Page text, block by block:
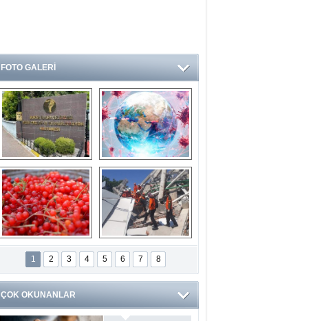
FOTO GALERİ
Ve burası da bir
devlet hastanesi
14 soruda
Koronavirüs
hakkında kendinizi
test edin...
Gilaburu meyvesi
kanserden koruyor
Endonezya’daki
deprem: Ölü sayısı
bin 203'e yükseldi
1 2 3 4 5 6 7 8
ÇOK OKUNANLAR